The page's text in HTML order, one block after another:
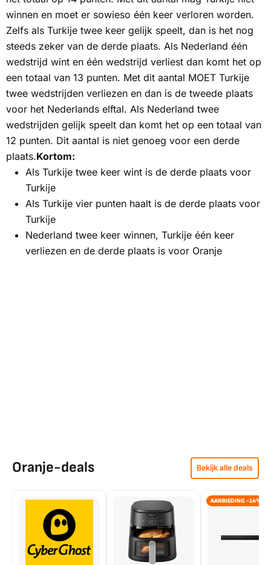
winnen en moet er sowieso één keer verloren worden.
Zelfs als Turkije twee keer gelijk speelt, dan is het nog
steeds zeker van de derde plaats. Als Nederland één
wedstrijd wint en één wedstrijd verliest dan komt het op
een totaal van 13 punten. Met dit aantal MOET Turkije
twee wedstrijden verliezen en dan is de tweede plaats
voor het Nederlands elftal. Als Nederland twee
wedstrijden gelijk speelt dan komt het op een totaal van
12 punten. Dit aantal is niet genoeg voor een derde
plaats.Kortom:
Als Turkije twee keer wint is de derde plaats voor
Turkije
Als Turkije vier punten haalt is de derde plaats voor
Turkije
Nederland twee keer winnen, Turkije één keer
verliezen en de derde plaats is voor Oranje
Oranje-deals Bekijk alle deals
AANBIEDING -14%